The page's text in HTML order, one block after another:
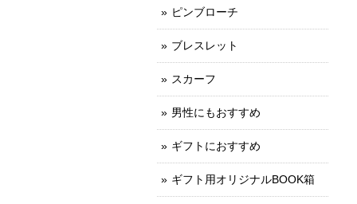
ピンブローチ
ブレスレット
スカーフ
男性にもおすすめ
ギフトにおすすめ
ギフト用オリジナルBOOK箱